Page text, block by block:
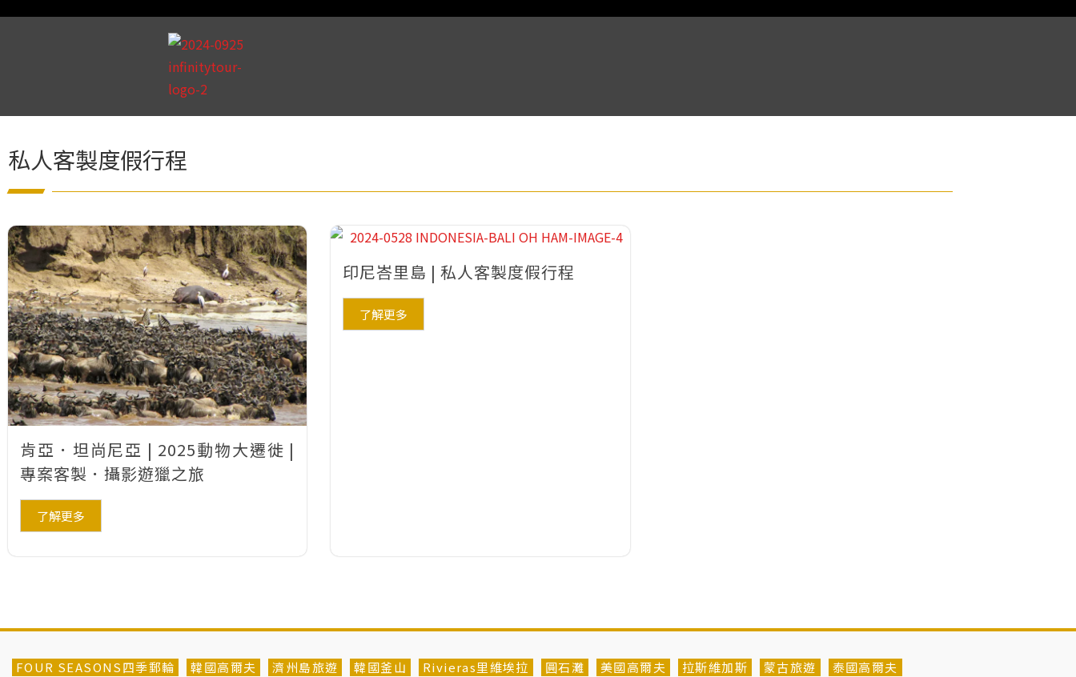
私人客製度假行程
肯亞．坦尚尼亞 | 2025動物大遷徙 |
專案客製．攝影遊獵之旅
了解更多
印尼峇里島 | 私人客製度假行程
了解更多
FOUR SEASONS四季郵輪 韓國高爾夫 濟州島旅遊 韓國釜山 Rivieras里維埃拉 圓石灘 美國高爾夫 拉斯維加斯 蒙古旅遊
泰國高爾夫